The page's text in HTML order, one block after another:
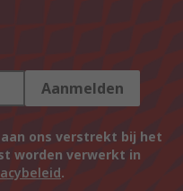
Aanmelden
ons verstrekt bij het
worden verwerkt in
.